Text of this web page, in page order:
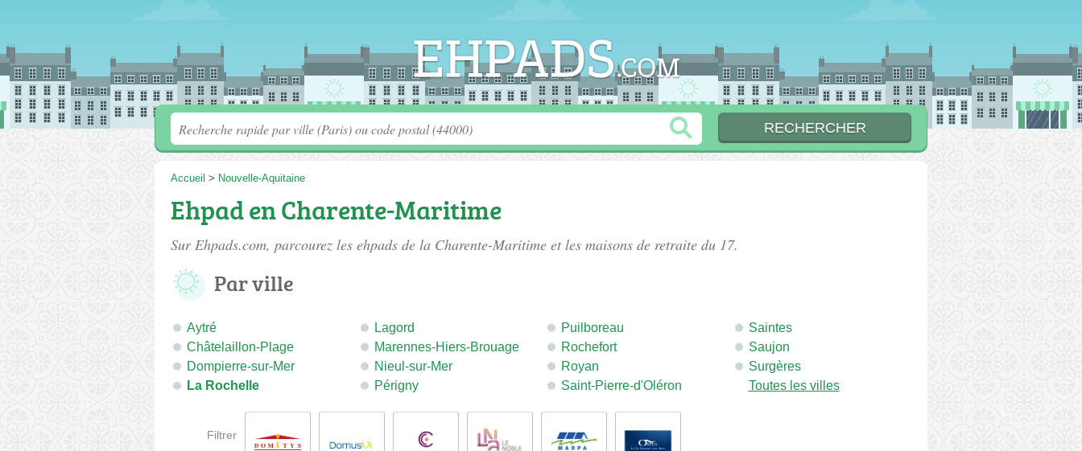
Accueil > Nouvelle-Aquitaine
Ehpad en Charente-Maritime
Sur Ehpads.com, parcourez les ehpads de la Charente-Maritime et les maisons de retraite du 17.
Par ville
Aytré
Châtelaillon-Plage
Dompierre-sur-Mer
La Rochelle
Lagord
Marennes-Hiers-Brouage
Nieul-sur-Mer
Périgny
Puilboreau
Rochefort
Royan
Saint-Pierre-d'Oléron
Saintes
Saujon
Surgères
Toutes les villes
Filtrer